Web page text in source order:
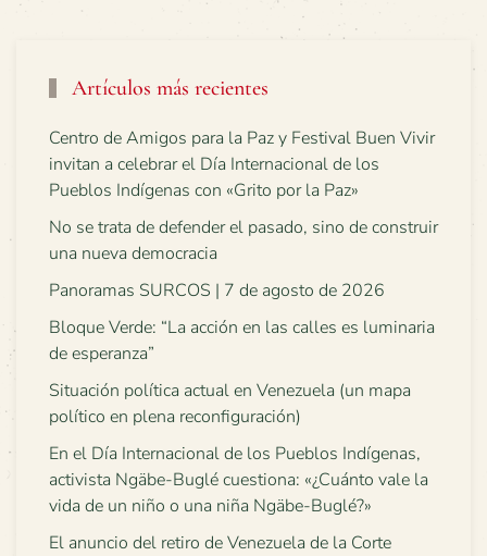
Artículos más recientes
Centro de Amigos para la Paz y Festival Buen Vivir
invitan a celebrar el Día Internacional de los
Pueblos Indígenas con «Grito por la Paz»
No se trata de defender el pasado, sino de construir
una nueva democracia
Panoramas SURCOS | 7 de agosto de 2026
Bloque Verde: “La acción en las calles es luminaria
de esperanza”
Situación política actual en Venezuela (un mapa
político en plena reconfiguración)
En el Día Internacional de los Pueblos Indígenas,
activista Ngäbe-Buglé cuestiona: «¿Cuánto vale la
vida de un niño o una niña Ngäbe-Buglé?»
El anuncio del retiro de Venezuela de la Corte